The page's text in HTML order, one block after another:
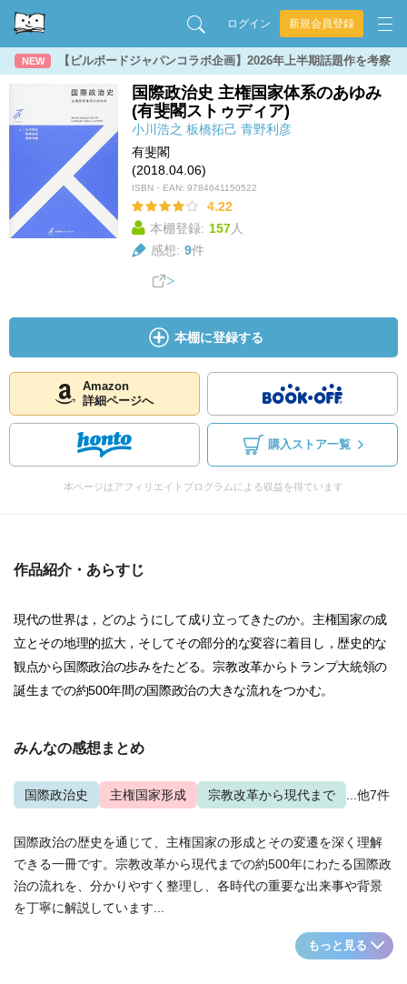
ログイン 新規会員登録
NEW 【ビルボードジャパンコラボ企画】2026年上半期話題作を考察
国際政治史 主権国家体系のあゆみ
(有斐閣ストゥディア)
小川浩之 板橋拓己 青野利彦
有斐閣
(2018.04.06)
ISBN・EAN: 9784641150522
4.22
本棚登録: 157人
感想: 9件
本棚に登録する
Amazon
詳細ページへ
購入ストア一覧
本ページはアフィリエイトプログラムによる収益を得ています
作品紹介・あらすじ
現代の世界は，どのようにして成り立ってきたのか。主権国家の成
立とその地理的拡大，そしてその部分的な変容に着目し，歴史的な
観点から国際政治の歩みをたどる。宗教改革からトランプ大統領の
誕生までの約500年間の国際政治の大きな流れをつかむ。
みんなの感想まとめ
国際政治史 主権国家形成 宗教改革から現代まで ...他7件
国際政治の歴史を通じて、主権国家の形成とその変遷を深く理解
できる一冊です。宗教改革から現代までの約500年にわたる国際政
治の流れを、分かりやすく整理し、各時代の重要な出来事や背景
を丁寧に解説しています...
もっと見る